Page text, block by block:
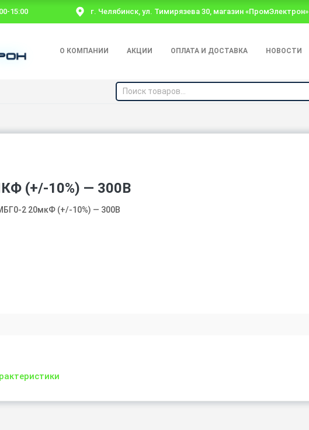
15:00 г. Челябинск, ул. Тимирязева 30, магазин «ПромЭлектрон»
О КОМПАНИИ АКЦИИ ОПЛАТА И ДОСТАВКА НОВОСТИ
(+/-10%) — 300В
2 20мкФ (+/-10%) — 300В